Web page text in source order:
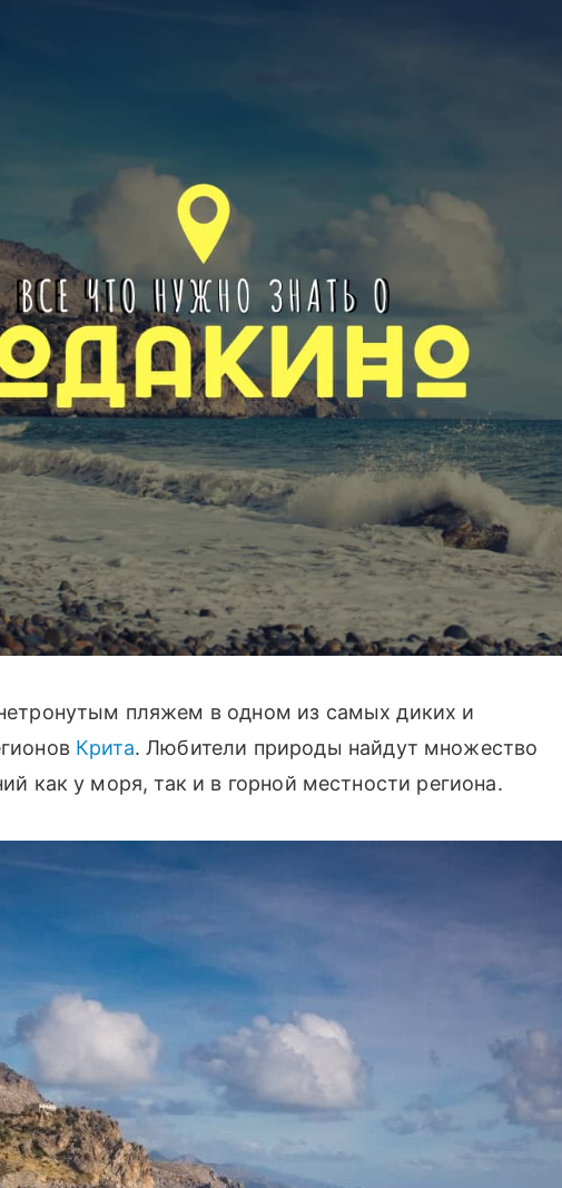
пляжем в одном из самых диких и
Крита. Любители природы найдут множество
как у моря, так и в горной местности региона.